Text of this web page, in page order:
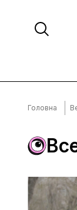
Головна